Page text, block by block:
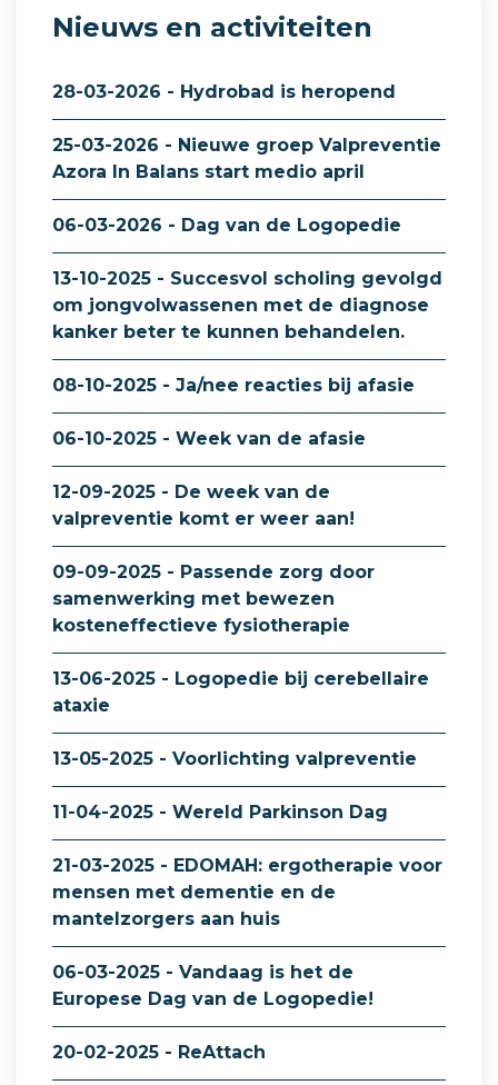
Nieuws en activiteiten
28-03-2026 - Hydrobad is heropend
25-03-2026 - Nieuwe groep Valpreventie
Azora In Balans start medio april
06-03-2026 - Dag van de Logopedie
13-10-2025 - Succesvol scholing gevolgd
om jongvolwassenen met de diagnose
kanker beter te kunnen behandelen.
08-10-2025 - Ja/nee reacties bij afasie
06-10-2025 - Week van de afasie
12-09-2025 - De week van de
valpreventie komt er weer aan!
09-09-2025 - Passende zorg door
samenwerking met bewezen
kosteneffectieve fysiotherapie
13-06-2025 - Logopedie bij cerebellaire
ataxie
13-05-2025 - Voorlichting valpreventie
11-04-2025 - Wereld Parkinson Dag
21-03-2025 - EDOMAH: ergotherapie voor
mensen met dementie en de
mantelzorgers aan huis
06-03-2025 - Vandaag is het de
Europese Dag van de Logopedie!
20-02-2025 - ReAttach